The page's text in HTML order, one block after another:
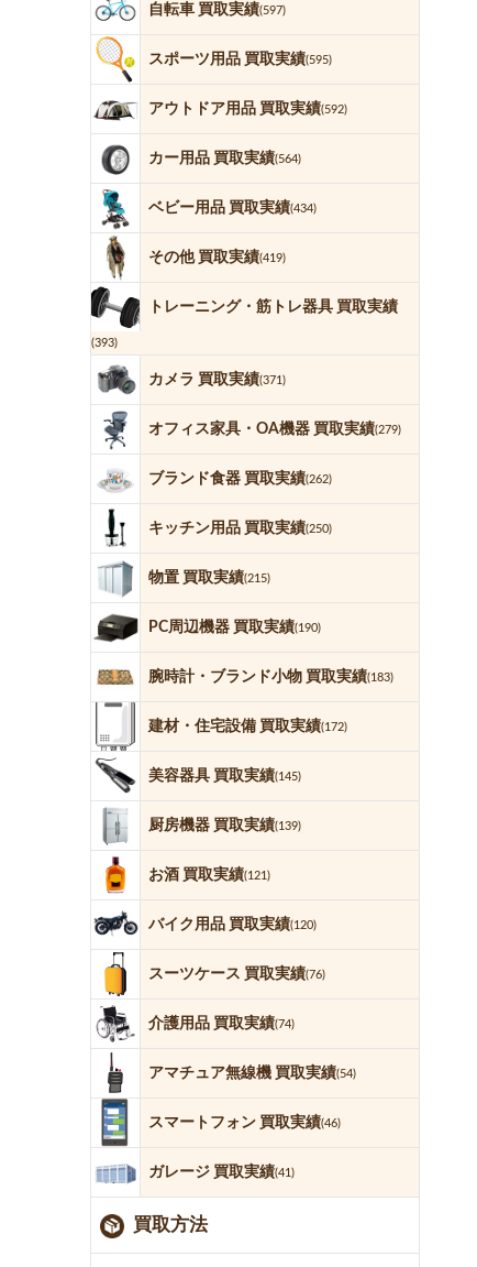
自転車 買取実績(597)
スポーツ用品 買取実績(595)
アウトドア用品 買取実績(592)
カー用品 買取実績(564)
ベビー用品 買取実績(434)
その他 買取実績(419)
トレーニング・筋トレ器具 買取実績
(393)
カメラ 買取実績(371)
オフィス家具・OA機器 買取実績(279)
ブランド食器 買取実績(262)
キッチン用品 買取実績(250)
物置 買取実績(215)
PC周辺機器 買取実績(190)
腕時計・ブランド小物 買取実績(183)
建材・住宅設備 買取実績(172)
美容器具 買取実績(145)
厨房機器 買取実績(139)
お酒 買取実績(121)
バイク用品 買取実績(120)
スーツケース 買取実績(76)
介護用品 買取実績(74)
アマチュア無線機 買取実績(54)
スマートフォン 買取実績(46)
ガレージ 買取実績(41)
買取方法